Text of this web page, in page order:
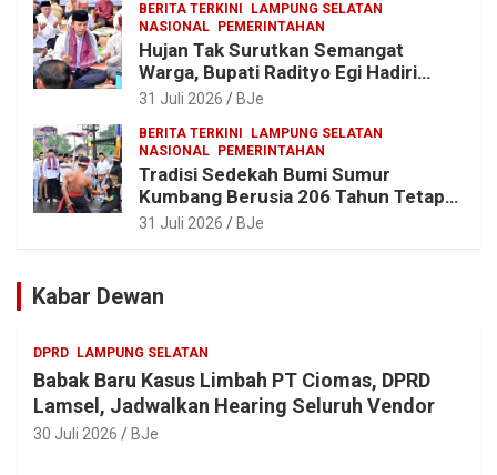
BERITA TERKINI
LAMPUNG SELATAN
NASIONAL
PEMERINTAHAN
Hujan Tak Surutkan Semangat
Warga, Bupati Radityo Egi Hadiri
Tradisi Sedekah Bumi 206 Tahun di
31 Juli 2026 BJe
BERITA TERKINI
LAMPUNG SELATAN
NASIONAL
PEMERINTAHAN
Tradisi Sedekah Bumi Sumur
Kumbang Berusia 206 Tahun Tetap
Lestari, Bupati Egi Ajak Generasi
31 Juli 2026 BJe
Kabar Dewan
DPRD LAMPUNG SELATAN
Babak Baru Kasus Limbah PT Ciomas, DPRD
Lamsel, Jadwalkan Hearing Seluruh Vendor
30 Juli 2026 BJe